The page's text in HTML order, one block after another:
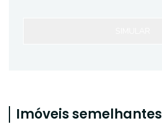
Imóveis semelhantes